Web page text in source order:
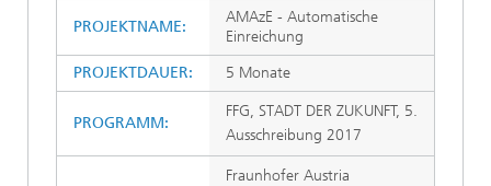
PROJEKTNAME:
AMAzE - Automatische
Einreichung
PROJEKTDAUER:
5 Monate
PROGRAMM:
FFG, STADT DER ZUKUNFT, 5.
Ausschreibung 2017
Fraunhofer Austria